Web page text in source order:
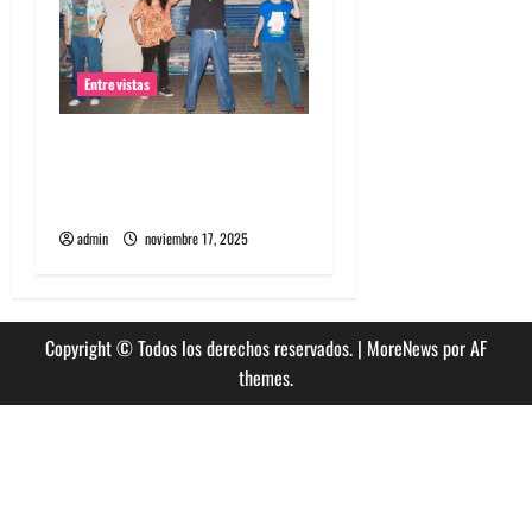
Entrevistas
admin noviembre 17, 2025
Copyright © Todos los derechos reservados. | MoreNewspor AF
themes.